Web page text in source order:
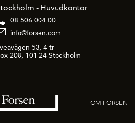
- Huvudkontor
08-506 004 00
info@forsen.com
53, 4 tr
208, 101 24 Stockholm
OM FORSEN